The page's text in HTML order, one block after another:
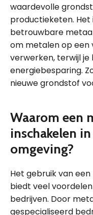
waardevolle
productieketen.
betrouwbare
om metalen op
verwerken, terwijl
energiebesparing.
nieuwe grondstof
Waarom een
inschakelen
omgeving?
Het gebruik van
biedt veel
bedrijven. Door
gespecialiseerd